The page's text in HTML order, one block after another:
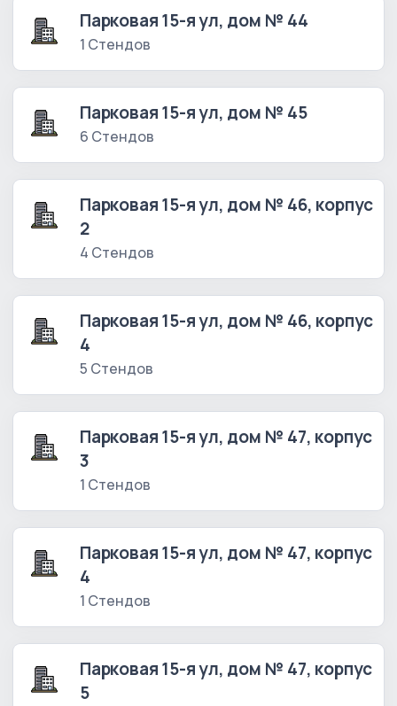
Парковая 15-я ул, дом № 44
1 Стендов
Парковая 15-я ул, дом № 45
6 Стендов
Парковая 15-я ул, дом № 46, корпус
2
4 Стендов
Парковая 15-я ул, дом № 46, корпус
4
5 Стендов
Парковая 15-я ул, дом № 47, корпус
3
1 Стендов
Парковая 15-я ул, дом № 47, корпус
4
1 Стендов
Парковая 15-я ул, дом № 47, корпус
5